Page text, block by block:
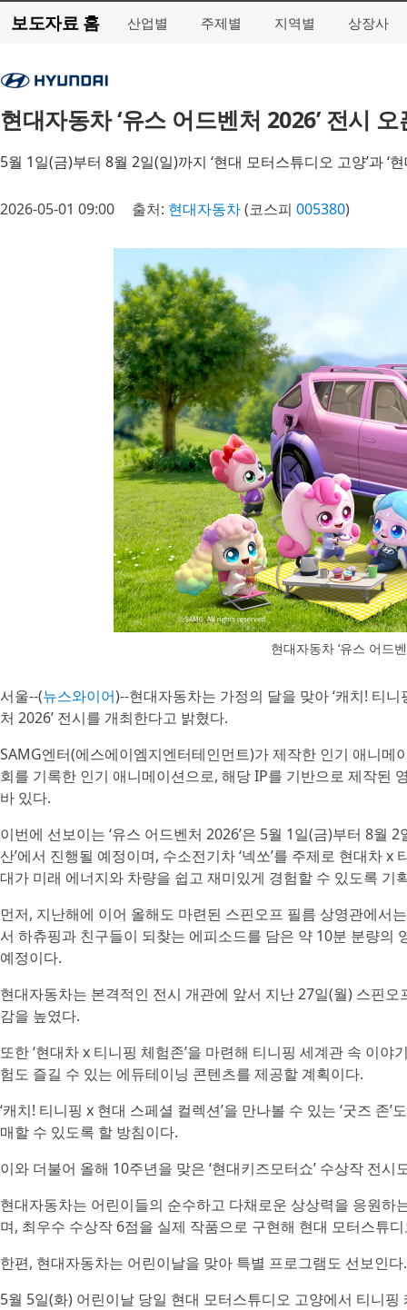
보도자료 홈 산업별 주제별 지역별 상장사
현대자동차 ‘유스 어드벤처 2026’ 전시 오
5월 1일(금)부터 8월 2일(일)까지 ‘현대 모터스튜디오 고양’과 ‘
2026-05-01 09:00 출처: 현대자동차(코스피 005380)
현대자동차 ‘유스 어드
서울--(뉴스와이어)--현대자동차는 가정의 달을 맞아 ‘캐치! 티
처 2026’ 전시를 개최한다고 밝혔다.
SAMG엔터(에스에이엠지엔터테인먼트)가 제작한 인기 애니메
회를 기록한 인기 애니메이션으로, 해당 IP를 기반으로 제작된
바 있다.
이번에 선보이는 ‘유스 어드벤처 2026’은 5월 1일(금)부터 8월
산’에서 진행될 예정이며, 수소전기차 ‘넥쏘’를 주제로 현대차
대가 미래 에너지와 차량을 쉽고 재미있게 경험할 수 있도록 기
먼저, 지난해에 이어 올해도 마련된 스핀오프 필름 상영관에서
서 하츄핑과 친구들이 되찾는 에피소드를 담은 약 10분 분량의
예정이다.
현대자동차는 본격적인 전시 개관에 앞서 지난 27일(월) 스핀
감을 높였다.
또한 ‘현대차 x 티니핑 체험존’을 마련해 티니핑 세계관 속 이
험도 즐길 수 있는 에듀테이닝 콘텐츠를 제공할 계획이다.
‘캐치! 티니핑 x 현대 스페셜 컬렉션’을 만나볼 수 있는 ‘굿즈
매할 수 있도록 할 방침이다.
이와 더불어 올해 10주년을 맞은 ‘현대키즈모터쇼’ 수상작 전시
현대자동차는 어린이들의 순수하고 다채로운 상상력을 응원하
며, 최우수 수상작 6점을 실제 작품으로 구현해 현대 모터스튜
한편, 현대자동차는 어린이날을 맞아 특별 프로그램도 선보인다.
5월 5일(화) 어린이날 당일 현대 모터스튜디오 고양에서 티니